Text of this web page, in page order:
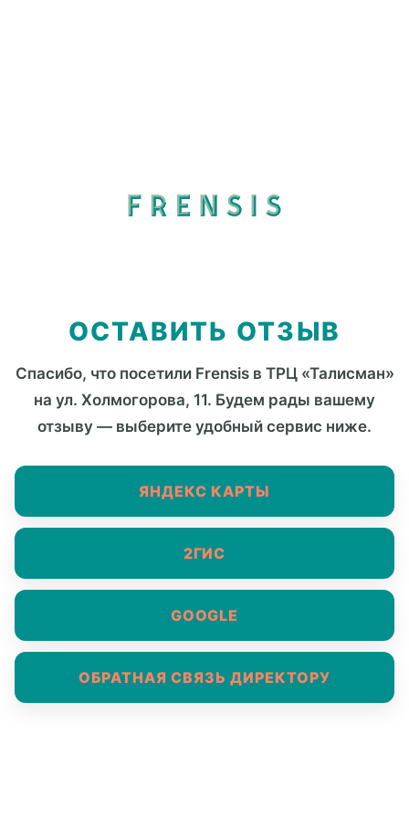
ОСТАВИТЬ ОТЗЫВ
Спасибо, что посетили Frensis в ТРЦ «Талисман»
на ул. Холмогорова, 11. Будем рады вашему
отзыву — выберите удобный сервис ниже.
ЯНДЕКС КАРТЫ
2ГИС
GOOGLE
ОБРАТНАЯ СВЯЗЬ ДИРЕКТОРУ